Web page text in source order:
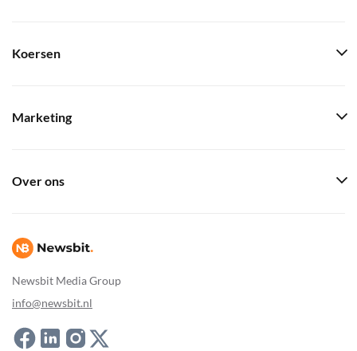
Newsbit Media Group
info@newsbit.nl
Koersen
Marketing
Over ons